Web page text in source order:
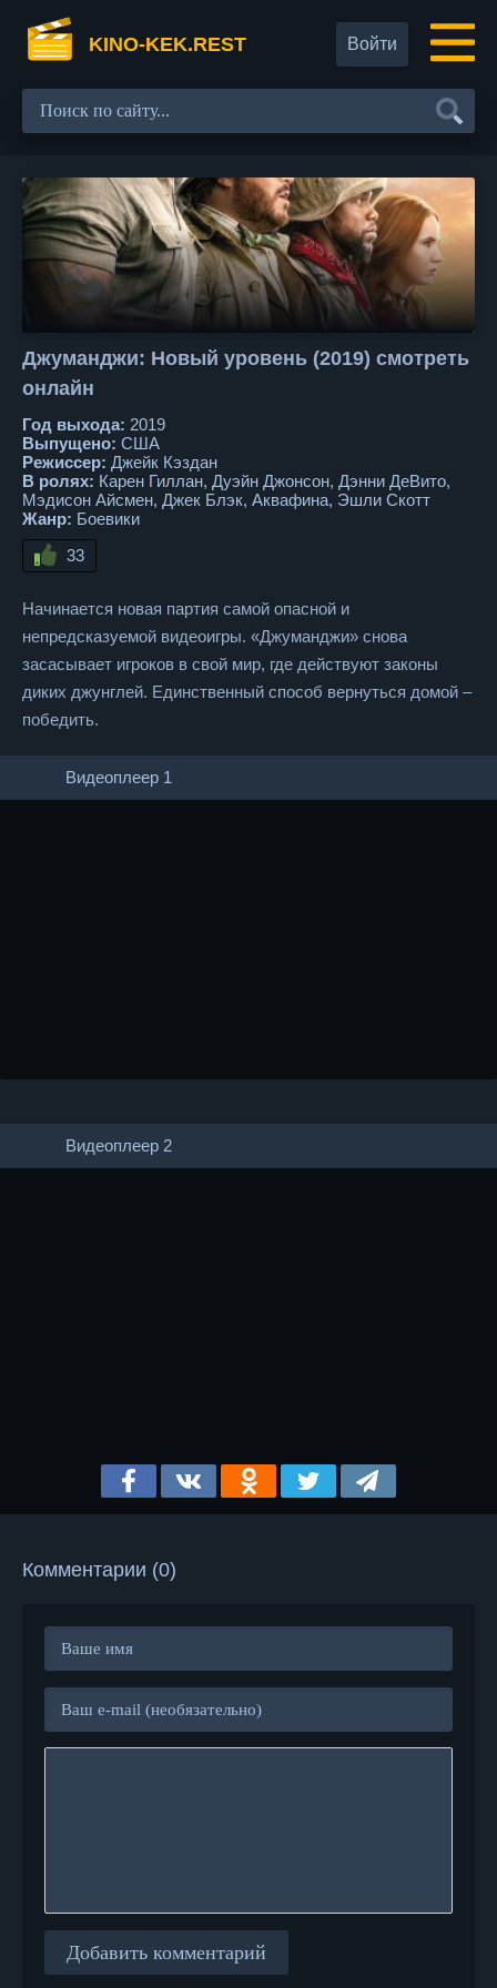
KINO-KEK.REST Войти
Джуманджи: Новый уровень (2019) смотреть
онлайн
Год выхода: 2019
Выпущено: США
Режиссер: Джейк Кэздан
В ролях: Карен Гиллан, Дуэйн Джонсон, Дэнни ДеВито,
Мэдисон Айсмен, Джек Блэк, Аквафина, Эшли Скотт
Жанр: Боевики
33
Начинается новая партия самой опасной и
непредсказуемой видеоигры. «Джуманджи» снова
засасывает игроков в свой мир, где действуют законы
диких джунглей. Единственный способ вернуться домой –
победить.
Видеоплеер 1
Видеоплеер 2
Комментарии (0)
Добавить комментарий